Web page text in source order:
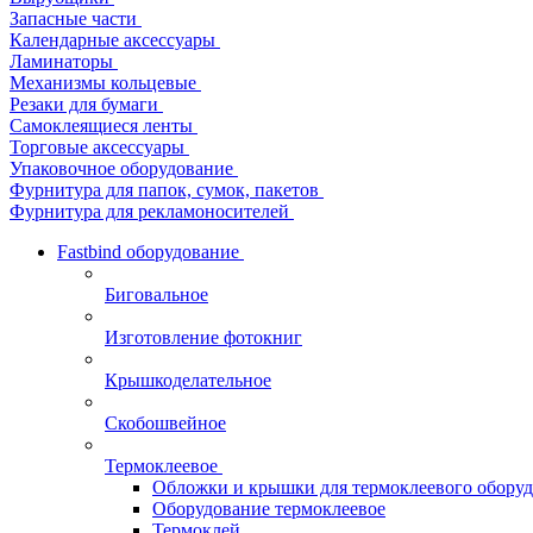
Запасные части
Календарные аксессуары
Ламинаторы
Механизмы кольцевые
Резаки для бумаги
Самоклеящиеся ленты
Торговые аксессуары
Упаковочное оборудование
Фурнитура для папок, сумок, пакетов
Фурнитура для рекламоносителей
Fastbind оборудование
Биговальное
Изготовление фотокниг
Крышкоделательное
Скобошвейное
Термоклеевое
Обложки и крышки для термоклеевого
Оборудование термоклеевое